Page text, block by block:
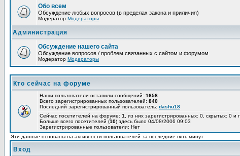
Обо всем
Обсуждение любых вопросов (в пределах закона и приличия)
Модератор Модераторы
Администрация
Обсуждение нашего сайта
Обсуждение вопросов / проблем связанных с сайтом и форумом
Модератор Модераторы
Кто сейчас на форуме
Наши пользователи оставили сообщений: 1658
Всего зарегистрированных пользователей: 840
Последний зарегистрированный пользователь: dashu18
Сейчас посетителей на форуме: 1 , из них зарегистрированных: 0, скрытых: 0
Больше всего посетителей (10) здесь было 04/08/2006 09:03
Зарегистрированные пользователи: Нет
Эти данные основаны на активности пользователей за последние пять минут
Вход